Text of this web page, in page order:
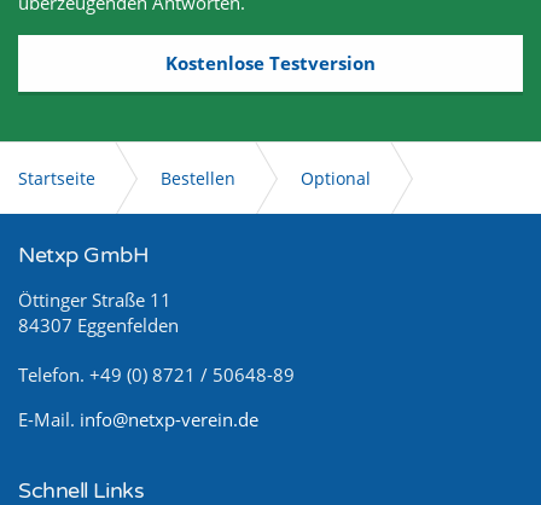
Kostenlose Testversion
Startseite Bestellen Optional
Netxp-Verein Pro
Netxp GmbH
Öttinger Straße 11
84307 Eggenfelden
Telefon. +49 (0) 8721 / 50648-89
E-Mail. info@netxp-verein.de
Schnell Links